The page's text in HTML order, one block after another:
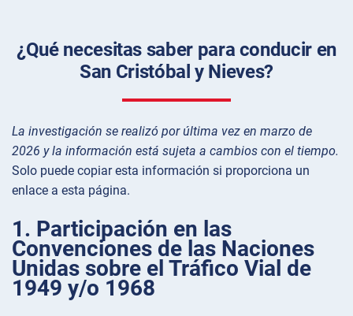
¿Qué necesitas saber para conducir en
San Cristóbal y Nieves?
La investigación se realizó por última vez en marzo de
2026 y la información está sujeta a cambios con el tiempo.
Solo puede copiar esta información si proporciona un
enlace a esta página.
1. Participación en las
Convenciones de las Naciones
Unidas sobre el Tráfico Vial de
1949 y/o 1968